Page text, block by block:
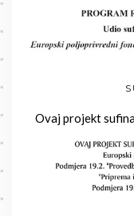
Ovaj projekt